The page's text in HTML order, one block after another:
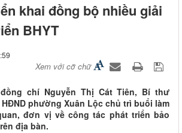
khai đồng bộ nhiều giải
BHYT
Xem với cỡ chữ
chí Nguyễn Thị Cát Tiên, Bí thư
phường Xuân Lộc chủ trì buổi làm
đơn vị về công tác phát triển bảo
địa bàn.